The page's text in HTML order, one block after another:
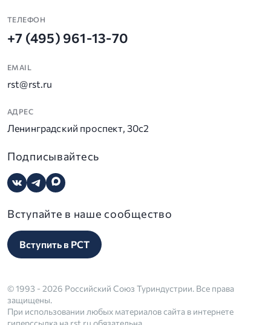
ТЕЛЕФОН
+7 (495) 961-13-70
EMAIL
rst@rst.ru
АДРЕС
Ленинградский проспект, 30с2
Подписывайтесь
Вступайте в наше сообщество
Вступить в РСТ
© 1993 - 2026 Российский Союз Туриндустрии. Все права
защищены.
При использовании любых материалов сайта в интернете
гиперссылка на rst.ru обязательна.